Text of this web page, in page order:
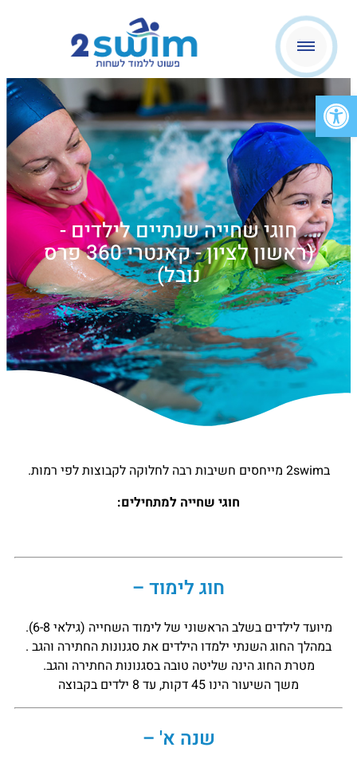
פתח סרגל נגישות
חוגי שחייה שנתיים לילדים -
(ראשון לציון - קאנטרי 360 פרס
נובל)
ב2swim מייחסים חשיבות רבה לחלוקה לקבוצות לפי רמות.
חוגי שחייה למתחילים:
חוג לימוד –
מיועד לילדים בשלב הראשוני של לימוד השחייה (גילאי 6-8).
במהלך החוג השנתי ילמדו הילדים את סגנונות החתירה והגב .
מטרת החוג הינה שליטה טובה בסגנונות החתירה והגב.
משך השיעור הינו 45 דקות, עד 8 ילדים בקבוצה
שנה א' –